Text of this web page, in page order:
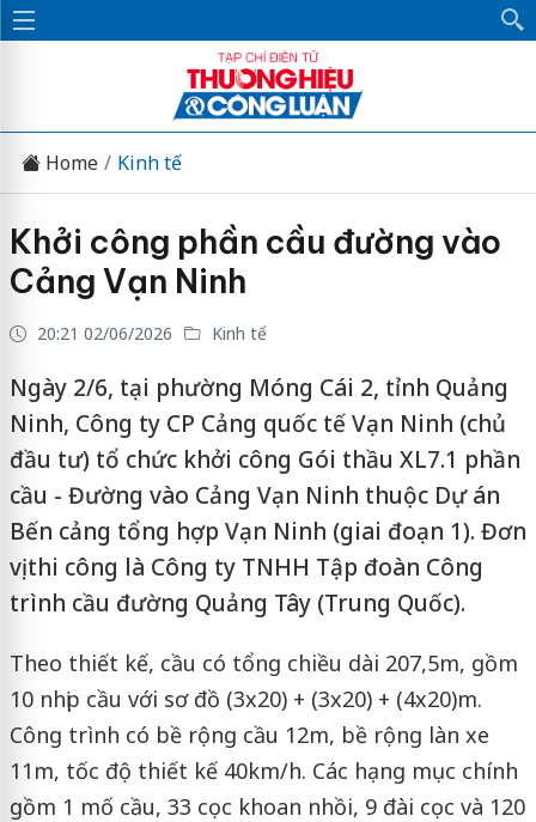
Home Kinh tế
Khởi công phần cầu đường vào
Cảng Vạn Ninh
20:21 02/06/2026 Kinh tế
Ngày 2/6, tại phường Móng Cái 2, tỉnh Quảng
Ninh, Công ty CP Cảng quốc tế Vạn Ninh (chủ
đầu tư) tổ chức khởi công Gói thầu XL7.1 phần
cầu - Đường vào Cảng Vạn Ninh thuộc Dự án
Bến cảng tổng hợp Vạn Ninh (giai đoạn 1). Đơn
vị thi công là Công ty TNHH Tập đoàn Công
trình cầu đường Quảng Tây (Trung Quốc).
Theo thiết kế, cầu có tổng chiều dài 207,5m, gồm
10 nhịp cầu với sơ đồ (3x20) + (3x20) + (4x20)m.
Công trình có bề rộng cầu 12m, bề rộng làn xe
11m, tốc độ thiết kế 40km/h. Các hạng mục chính
gồm 1 mố cầu, 33 cọc khoan nhồi, 9 đài cọc và 120